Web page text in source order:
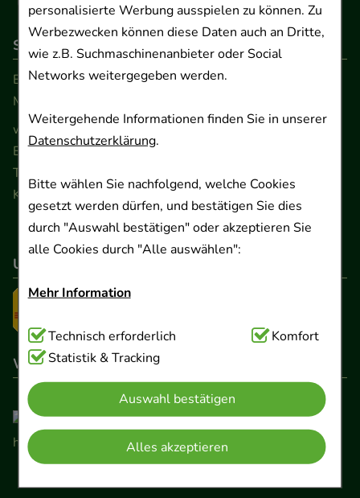
personalisierte Werbung ausspielen zu können. Zu
Werbezwecken können diese Daten auch an Dritte,
wie z.B. Suchmaschinenanbieter oder Social
Networks weitergegeben werden.
Weitergehende Informationen finden Sie in unserer
Datenschutzerklärung.
Bitte wählen Sie nachfolgend, welche Cookies
gesetzt werden dürfen, und bestätigen Sie dies
durch "Auswahl bestätigen" oder akzeptieren Sie
alle Cookies durch "Alle auswählen":
Mehr Information
Technisch Notwendig:Hierbei handelt es sich um
Cookies, die für die Grundfunktionen unserer
Website notwendig sind (z.B. Navigation,
Warenkorb, Kundenkonto), weshalb auf diese nicht
verzichtet werden kann.
Komfort:Diese Cookies werden genutzt um das
Einkaufserlebnis noch ansprechender zu gestalten,
Technisch erforderlich
Komfort
Statistik & Tracking
Auswahl bestätigen
Alles akzeptieren
So erreichen Sie uns
Beratung und Kundenservice:
Montag - Freitag von 9.00 bis 17.00 Uhr
www.ApoSalis.de · E-Mail: info@ApoSalis.de
Ernst-August-Platz 2 · 30159 Hannover
Telefon 0511 89 71 80 0 · Fax 0511 89 71 80 11
Kontaktformular
Unser Versanddienstleister
Wir sind hier gelistet